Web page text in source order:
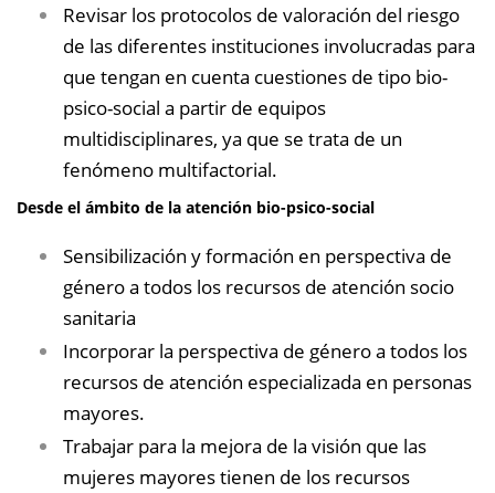
Revisar los protocolos de valoración del riesgo
de las diferentes instituciones involucradas para
que tengan en cuenta cuestiones de tipo bio-
psico-social a partir de equipos
multidisciplinares, ya que se trata de un
fenómeno multifactorial.
Desde el ámbito de la atención bio-psico-social
Sensibilización y formación en perspectiva de
género a todos los recursos de atención socio
sanitaria
Incorporar la perspectiva de género a todos los
recursos de atención especializada en personas
mayores.
Trabajar para la mejora de la visión que las
mujeres mayores tienen de los recursos